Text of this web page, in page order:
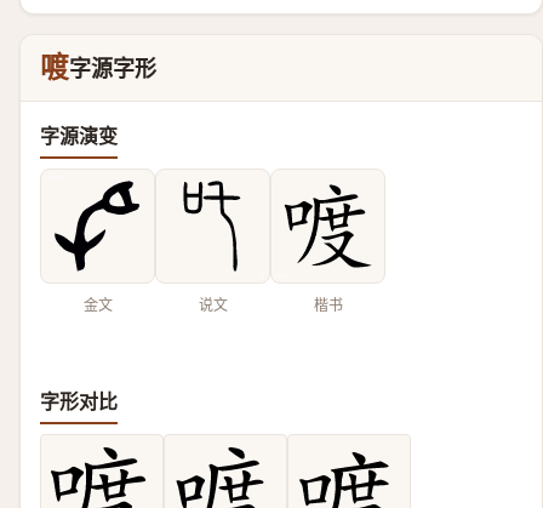
喥字源字形
字源演变
金文 说文 楷书
字形对比